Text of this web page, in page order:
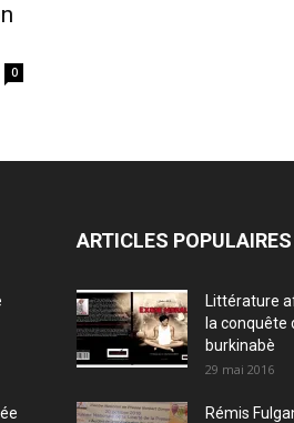
0
ARTICLES POPULAIRES
Littérature
la conquête
burkinabè
29 mai 2016
Rémis